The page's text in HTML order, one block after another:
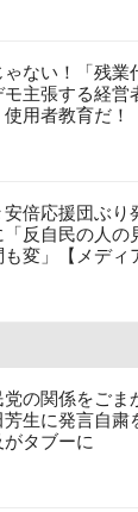
ない！「残業
主張する経営
用者教育だ！
倍応援団ぶり
反自民の人の
変」【メディ
の関係をごま
生に発言自粛
タブーに